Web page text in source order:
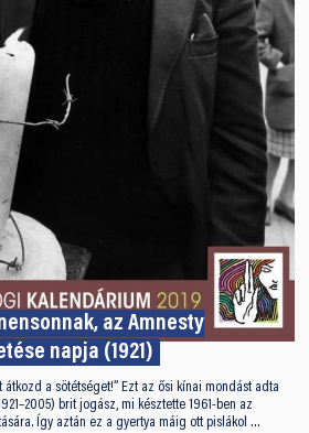
az Amnesty
napja (1921)
átkozd a sötétséget!” Ezt az ősi kínai mondást adta
brit jogász, mi késztette 1961-ben az
Így aztán ez a gyertya máig ott pislákol …